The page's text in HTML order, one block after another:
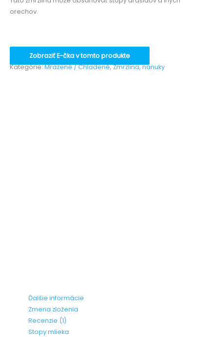
orechov.
Zobraziť E-čka v tomto produkte
Kategórie:Mrazené / Chladené,Zmrzlina, nanuky
Ďalšie informácie
Zmena zloženia
Recenzie (1)
Stopy mlieka